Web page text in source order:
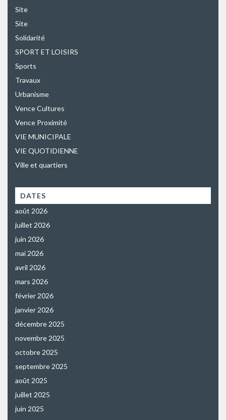
Site
Site
Solidarité
SPORT ET LOISIRS
Sports
Travaux
Urbanisme
Vence Cultures
Vence Proximité
VIE MUNICIPALE
VIE QUOTIDIENNE
Ville et quartiers
DATES
août 2026
juillet 2026
juin 2026
mai 2026
avril 2026
mars 2026
février 2026
janvier 2026
décembre 2025
novembre 2025
octobre 2025
septembre 2025
août 2025
juillet 2025
juin 2025